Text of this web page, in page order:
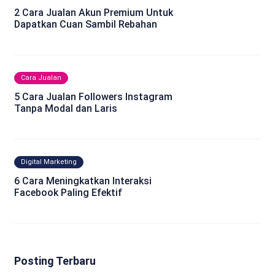
2 Cara Jualan Akun Premium Untuk
Dapatkan Cuan Sambil Rebahan
Cara Jualan
5 Cara Jualan Followers Instagram
Tanpa Modal dan Laris
Digital Marketing
6 Cara Meningkatkan Interaksi
Facebook Paling Efektif
Posting Terbaru